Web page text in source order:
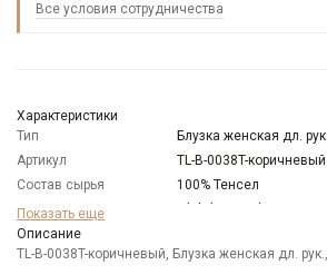
Все условия сотрудничества
Характеристики
Тип
Блузка женская дл. рук.
Артикул
TL-B-0038T-коричневый
Состав сырья
100% Тенсел
Бренд
Модель
Цвет
Коричневый
Показать еще
Описание
TL-B-0038T-коричневый, Блузка женская дл.